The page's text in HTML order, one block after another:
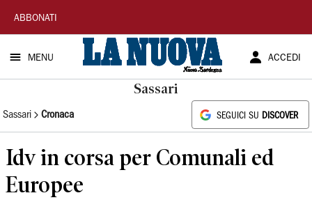
La
Nuova
Sardegna
ABBONATI
MENU ACCEDI
Sassari
Sassari Cronaca SEGUICI SU DISCOVER
Idv in corsa per Comunali ed
Europee